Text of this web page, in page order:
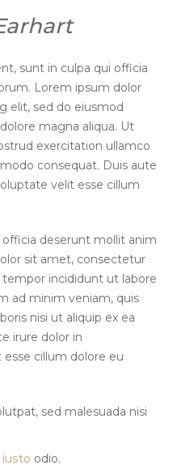
sunt in culpa qui officia
Lorem ipsum dolor
elit, sed do eiusmod
magna aliqua. Ut
exercitation ullamco
consequat. Duis aute
velit esse cillum
deserunt mollit anim
sit amet, consectetur
incididunt ut labore
ad minim veniam, quis
nisi ut aliquip ex ea
irure dolor in
cillum dolore eu
sed malesuada nisi
odio.